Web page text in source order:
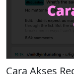
Cara Akses